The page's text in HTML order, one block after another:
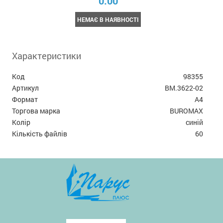
НЕМАЄ В НАЯВНОСТІ
Характеристики
Код
98355
Артикул
BM.3622-02
Формат
А4
Торгова марка
BUROMAX
Колір
синій
Кількість файлів
60